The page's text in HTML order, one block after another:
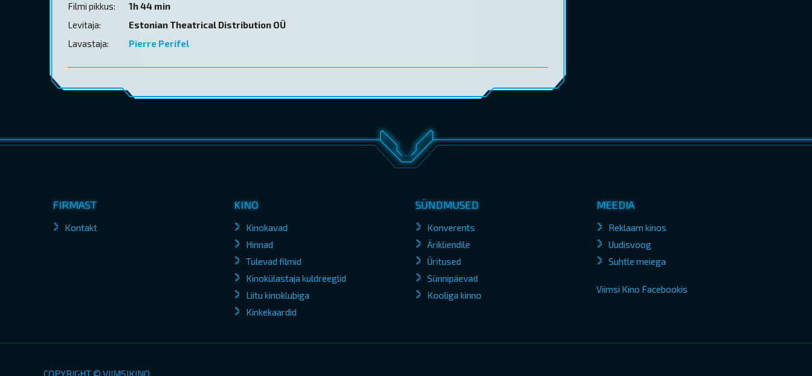
Filmi pikkus:
1h 44 min
Levitaja:
Estonian Theatrical Distribution OÜ
Lavastaja:
Pierre Perifel
FIRMAST
Kontakt
KINO
Kinokavad
Hinnad
Tulevad filmid
Kinokülastaja kuldreeglid
Liitu kinoklubiga
Kinkekaardid
SÜNDMUSED
Konverents
Ärikliendile
Üritused
Sünnipäevad
Kooliga kinno
MEEDIA
Reklaam kinos
Uudisvoog
Suhtle meiega
Viimsi Kino Facebookis
COPYRIGHT © VIIMSIKINO